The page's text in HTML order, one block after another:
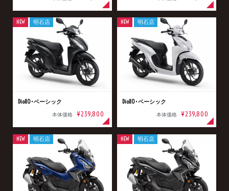
Dio110･ベーシック
本体価格 ¥239,800
NEW 明石店
Dio110･ベーシック
本体価格 ¥239,800
NEW 明石店
NEW 明石店 NEW 明石店